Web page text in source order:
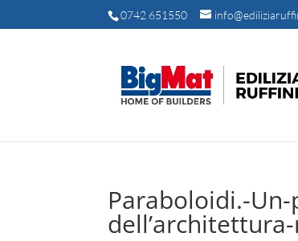
0742 651550
Paraboloidi.-